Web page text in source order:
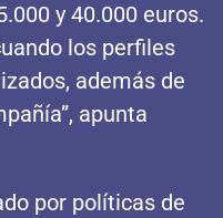
y 40.000 euros.
los perfiles
además de
apunta
por políticas de